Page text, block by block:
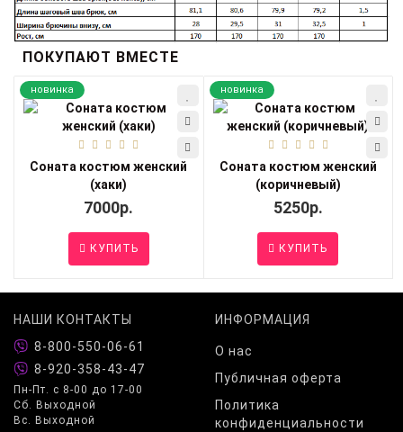
ПОКУПАЮТ ВМЕСТЕ
новинка
Соната костюм женский
(хаки)
7000р.
КУПИТЬ
новинка
Соната костюм женский
(коричневый)
5250р.
КУПИТЬ
НАШИ КОНТАКТЫ
8-800-550-06-61
8-920-358-43-47
Пн-Пт. с 8-00 до 17-00
Сб. Выходной
Вс. Выходной
ИНФОРМАЦИЯ
О нас
Публичная оферта
Политика
конфиденциальности